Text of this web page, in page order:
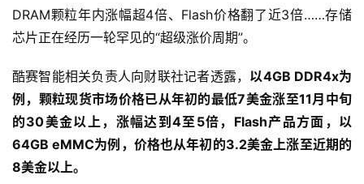
DRAM颗粒年内涨幅超4倍、Flash价格翻了近3倍……存储
芯片正在经历一轮罕见的“超级涨价周期”。
酷赛智能相关负责人向财联社记者透露， 以4GB DDR4x为
例，颗粒现货市场价格已从年初的最低7美金涨至11月中旬
的30美金以上，涨幅达到4至5倍，Flash产品方面，以
64GB eMMC为例，价格也从年初的3.2美金上涨至近期的
8美金以上。